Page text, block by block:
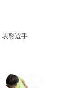
彰選手